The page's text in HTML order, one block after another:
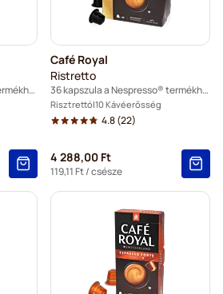
10 kapszula a Nespresso® termékhez
Café Royal
Ristretto
36 kapszula a Nespresso® termékhez
Risztrettó 10 Kávéerősség
4.8(22)
4 288,00 Ft
119,11 Ft/ csésze